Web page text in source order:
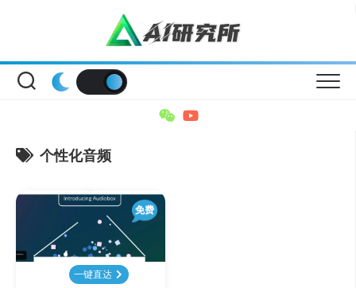
个性化音频
免费
一键直达